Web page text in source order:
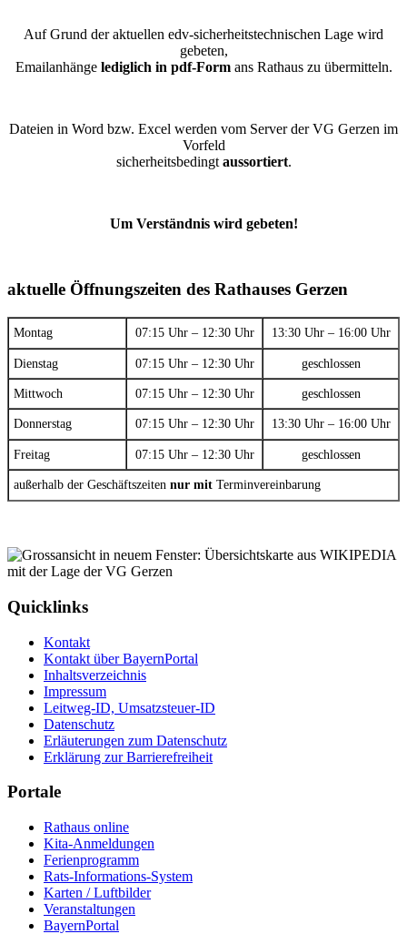
Auf Grund der aktuellen edv-sicherheitstechnischen Lage wird
gebeten,
Emailanhänge lediglich in pdf-Formans Rathaus zu übermitteln.
Dateien in Word bzw. Excel werden vom Server der VG Gerzen im
Vorfeld
sicherheitsbedingt aussortiert.
Um Verständnis wird gebeten!
aktuelle Öffnungszeiten des Rathauses Gerzen
Montag 07:15 Uhr – 12:30 Uhr 13:30 Uhr – 16:00 Uhr
Dienstag 07:15 Uhr – 12:30 Uhr geschlossen
Mittwoch 07:15 Uhr – 12:30 Uhr geschlossen
Donnerstag 07:15 Uhr – 12:30 Uhr 13:30 Uhr – 16:00 Uhr
Freitag 07:15 Uhr – 12:30 Uhr geschlossen
außerhalb der Geschäftszeiten nur mit Terminvereinbarung
Quicklinks
Kontakt
Kontakt über BayernPortal
Inhaltsverzeichnis
Impressum
Leitweg-ID, Umsatzsteuer-ID
Datenschutz
Erläuterungen zum Datenschutz
Erklärung zur Barrierefreiheit
Portale
Rathaus online
Kita-Anmeldungen
Ferienprogramm
Rats-Informations-System
Karten / Luftbilder
Veranstaltungen
BayernPortal